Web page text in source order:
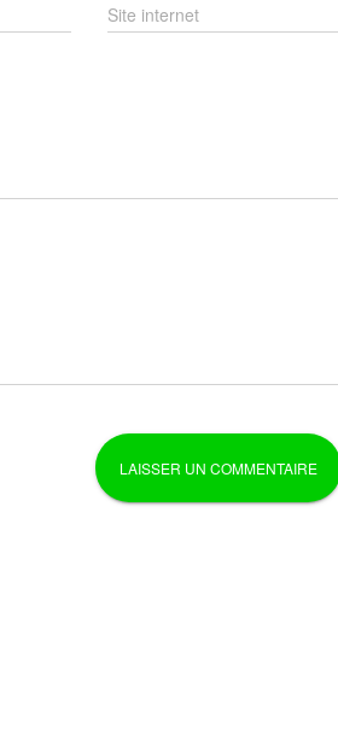
Site internet